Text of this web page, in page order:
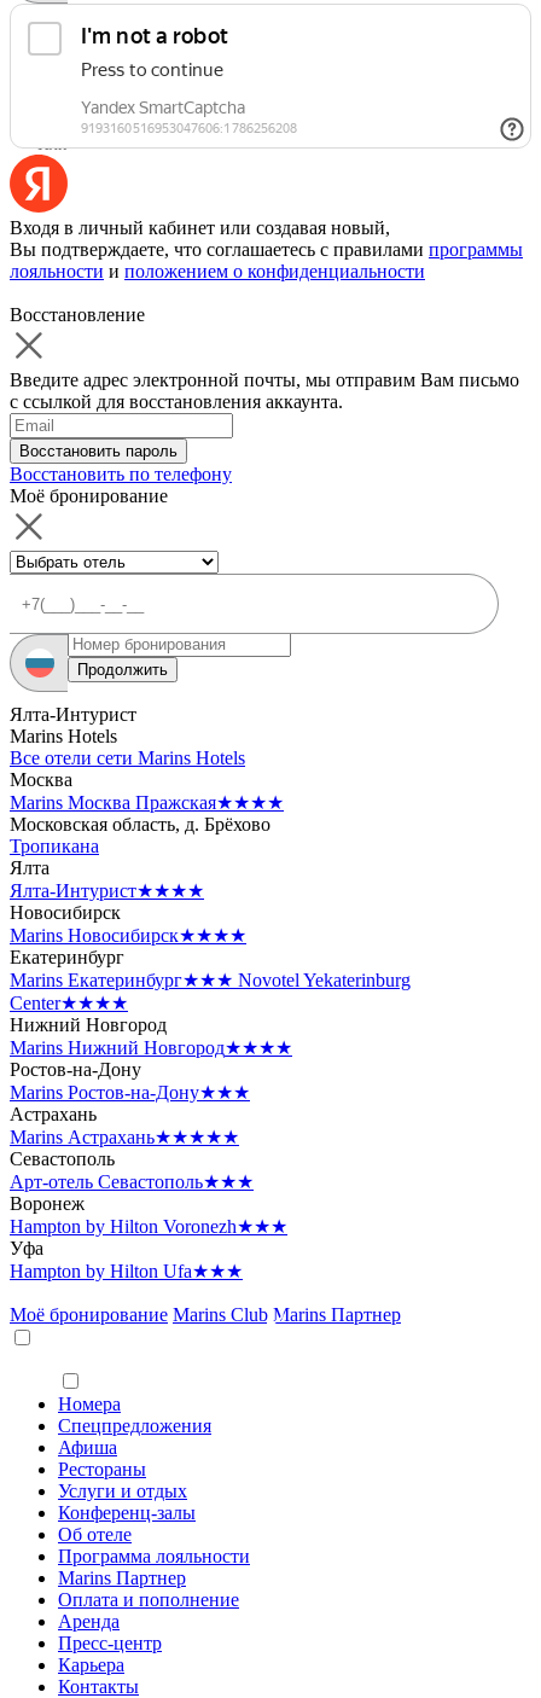
Запросить код
Уже есть аккаунт?Войти
Или
Входя в личный кабинет или создавая новый,
Вы подтверждаете, что соглашаетесь с правилами программы
лояльности и положением о конфиденциальности
Восстановление
Введите адрес электронной почты, мы отправим Вам письмо
с ссылкой для восстановления аккаунта.
Восстановить пароль
Восстановить по телефону
Моё бронирование
Продолжить
Ялта-Интурист
Marins Hotels
Все отели сети Marins Hotels
Москва
Marins Москва Пражская★★★★
Московская область, д. Брёхово
Тропикана
Ялта
Ялта-Интурист★★★★
Новосибирск
Marins Новосибирск★★★★
Екатеринбург
Marins Екатеринбург★★★ Novotel Yekaterinburg
Center★★★★
Нижний Новгород
Marins Нижний Новгород★★★★
Ростов-на-Дону
Marins Ростов-на-Дону★★★
Астрахань
Marins Астрахань★★★★★
Севастополь
Арт-отель Севастополь★★★
Воронеж
Hampton by Hilton Voronezh★★★
Уфа
Hampton by Hilton Ufa★★★
Моё бронирование Marins Club Marins Партнер
Номера
Спецпредложения
Афиша
Рестораны
Услуги и отдых
Конференц-залы
Об отеле
Программа лояльности
Marins Партнер
Оплата и пополнение
Аренда
Пресс-центр
Карьера
Контакты